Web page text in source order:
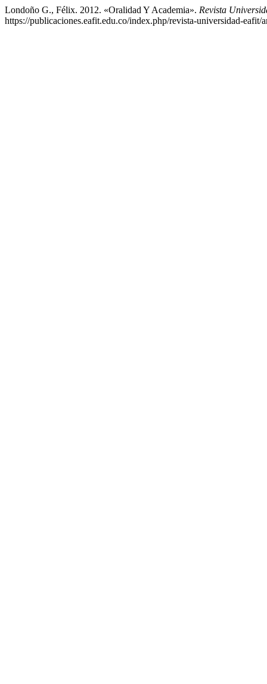
Londoño G., Félix. 2012. «Oralidad Y Academia». Revista
https://publicaciones.eafit.edu.co/index.php/revista-universidad-eafit/